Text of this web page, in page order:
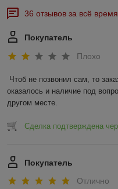
36 отзывов за всё время
Покупатель
Плохо
Чтоб не позвонил сам, то
оказалось и наличие под
другом месте.
Сделка подтверждена
Покупатель
Отлично